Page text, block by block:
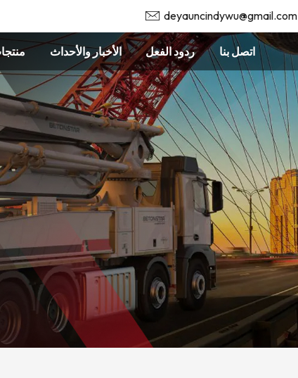
deyauncindywu@gmail.com
الأخبار والأحداث ردود الفعل اتصل بنا